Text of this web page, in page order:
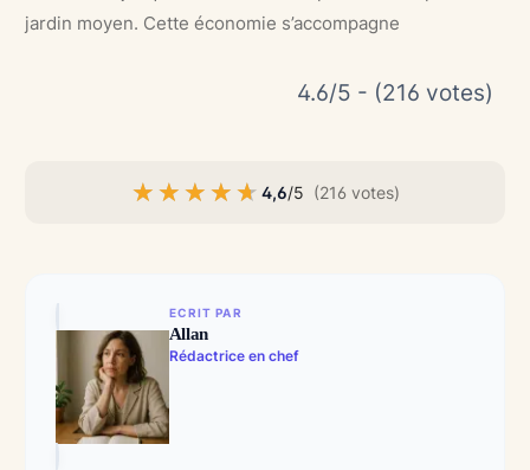
jardin moyen. Cette économie s’accompagne
4.6/5 - (216 votes)
★★★★★
★★★★★ 4,6/5 (216 votes)
ECRIT PAR
Allan
Rédactrice en chef